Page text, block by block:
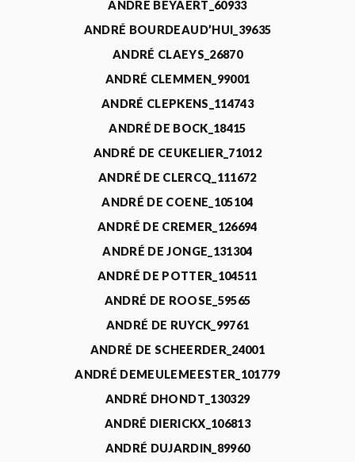
ANDRE BEYAERT_60933
ANDRÉ BOURDEAUD’HUI_39635
ANDRÉ CLAEYS_26870
ANDRÉ CLEMMEN_99001
ANDRÉ CLEPKENS_114743
ANDRÉ DE BOCK_18415
ANDRÉ DE CEUKELIER_71012
ANDRÉ DE CLERCQ_111672
ANDRÉ DE COENE_105104
ANDRÉ DE CREMER_126694
ANDRÉ DE JONGE_131304
ANDRÉ DE POTTER_104511
ANDRÉ DE ROOSE_59565
ANDRÉ DE RUYCK_99761
ANDRÉ DE SCHEERDER_24001
ANDRÉ DEMEULEMEESTER_101779
ANDRÉ DHONDT_130329
ANDRÉ DIERICKX_106813
ANDRÉ DUJARDIN_89960